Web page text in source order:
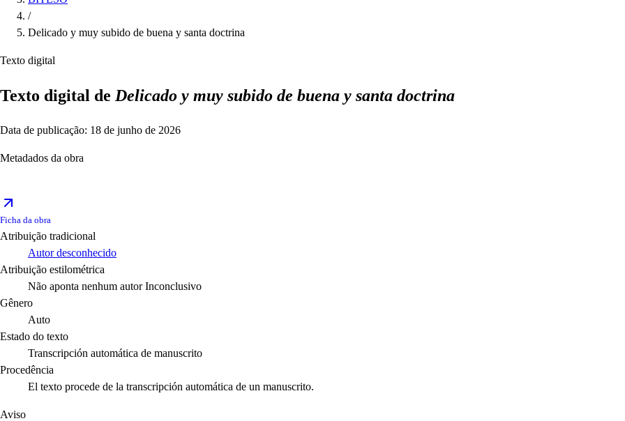
/
Delicado y muy subido de buena y santa doctrina
Texto digital
Texto digital de Delicado y muy subido de buena y santa doctrina
Data de publicação: 18 de junho de 2026
Metadados da obra
Ficha da obra
Atribuição tradicional
Autor desconhecido
Atribuição estilométrica
Não aponta nenhum autor Inconclusivo
Gênero
Auto
Estado do texto
Transcripción automática de manuscrito
Procedência
El texto procede de la transcripción automática de un manuscrito.
Aviso